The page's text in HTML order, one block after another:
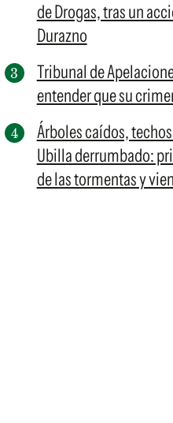
de Drogas, tras un
Durazno
Tribunal de
entender que su
Árboles caídos,
Ubilla derrumbado:
de las tormentas y